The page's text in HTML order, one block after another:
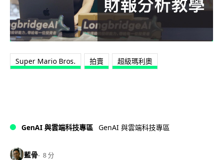
Super Mario Bros. 拍賣 超級瑪利奧
GenAI 與雲端科技專區 GenAI 與雲端科技專區
藍骨 8 分